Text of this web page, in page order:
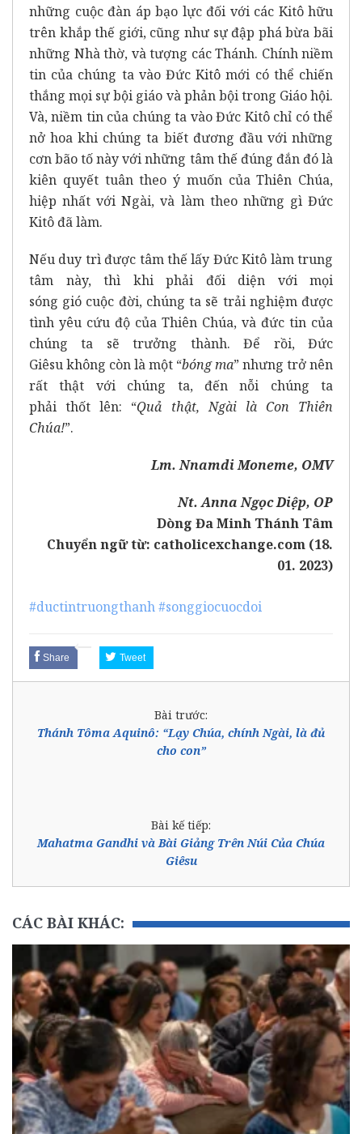
những cuộc đàn áp bạo lực đối với các Kitô hữu
trên khắp thế giới, cũng như sự đập phá bừa bãi
những Nhà thờ, và tượng các Thánh. Chính niềm
tin của chúng ta vào Đức Kitô mới có thể chiến
thắng mọi sự bội giáo và phản bội trong Giáo hội.
Và, niềm tin của chúng ta vào Đức Kitô chỉ có thể
nở hoa khi chúng ta biết đương đầu với những
cơn bão tố này với những tâm thế đúng đắn đó là
kiên quyết tuân theo ý muốn của Thiên Chúa,
hiệp nhất với Ngài, và làm theo những gì Đức
Kitô đã làm.
Nếu duy trì được tâm thế lấy Đức Kitô làm trung
tâm này, thì khi phải đối diện với mọi
sóng gió cuộc đời, chúng ta sẽ trải nghiệm được
tình yêu cứu độ của Thiên Chúa, và đức tin của
chúng ta sẽ trưởng thành. Để rồi, Đức
Giêsu không còn là một “bóng ma” nhưng trở nên
rất thật với chúng ta, đến nỗi chúng ta
phải thốt lên: “Quả thật, Ngài là Con Thiên
Chúa!”.
Lm. Nnamdi Moneme, OMV
Nt. Anna Ngọc Diệp, OP
Dòng Đa Minh Thánh Tâm
Chuyển ngữ từ: catholicexchange.com (18.
01. 2023)
#ductintruongthanh#songgiocuocdoi
Share Tweet
Bài trước:
Thánh Tôma Aquinô: “Lạy Chúa, chính Ngài, là đủ
cho con”
Bài kế tiếp:
Mahatma Gandhi và Bài Giảng Trên Núi Của Chúa
Giêsu
CÁC BÀI KHÁC: